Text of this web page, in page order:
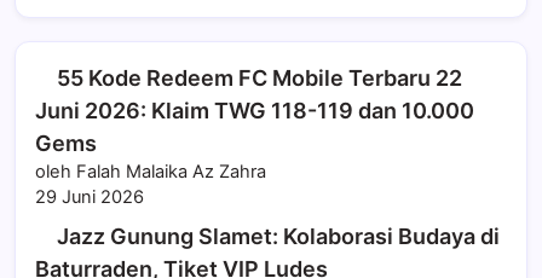
55 Kode Redeem FC Mobile Terbaru 22
Juni 2026: Klaim TWG 118-119 dan 10.000
Gems
oleh Falah Malaika Az Zahra
29 Juni 2026
Jazz Gunung Slamet: Kolaborasi Budaya di
Baturraden, Tiket VIP Ludes